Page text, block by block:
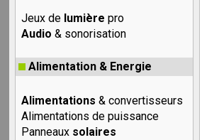
Jeux de lumière pro
Audio & sonorisation
Alimentation & Energie
Alimentations & convertisseurs
Alimentations de puissance
Panneaux solaires